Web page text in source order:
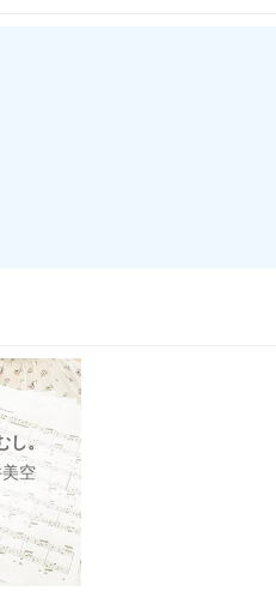
し。
空